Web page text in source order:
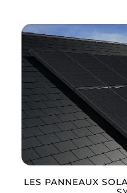
LES PANNEAUX